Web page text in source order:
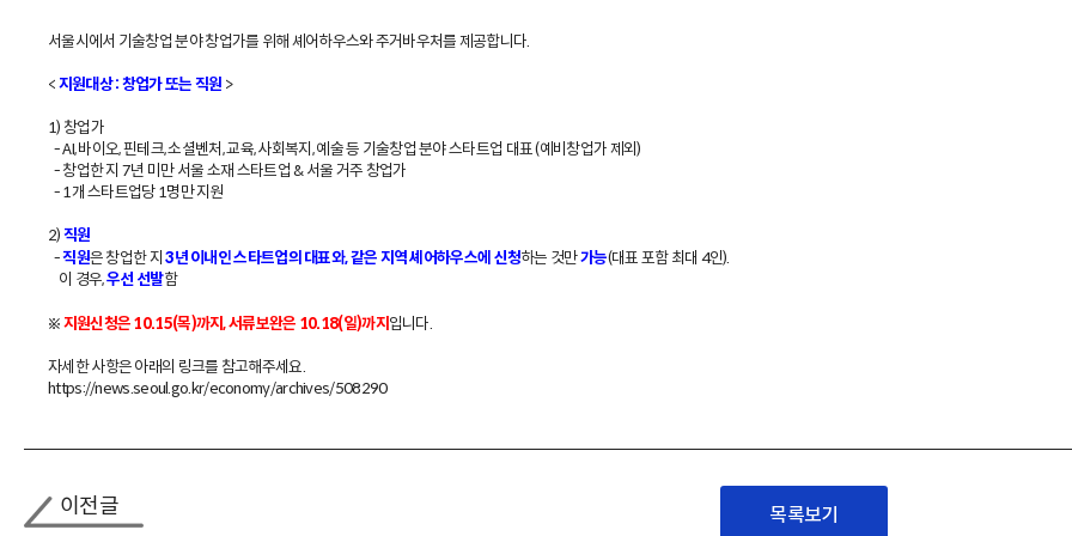
서울시에서 기술창업 분야 창업가를 위해 셰어하우스와 주거바우처를 제공합니다.
<지원대상 : 창업가 또는 직원 >
1) 창업가
- AI, 바이오, 핀테크, 소셜벤처, 교육, 사회복지, 예술 등 기술창업 분야 스타트업 대표 (예비창업가 제외)
- 창업한 지 7년 미만 서울 소재 스타트업 & 서울 거주 창업가
- 1개 스타트업당 1명만 지원
2)직원
-직원은 창업한 지3년 이내인 스타트업의 대표와, 같은 지역 셰어하우스에 신청하는 것만가능(대표 포함 최대 4인).
이 경우,우선 선발함
※지원신청은 10.15(목)까지, 서류보완은 10.18(일)까지 입니다.
자세한 사항은 아래의 링크를 참고해주세요.
https://news.seoul.go.kr/economy/archives/508290
이전글 목록보기